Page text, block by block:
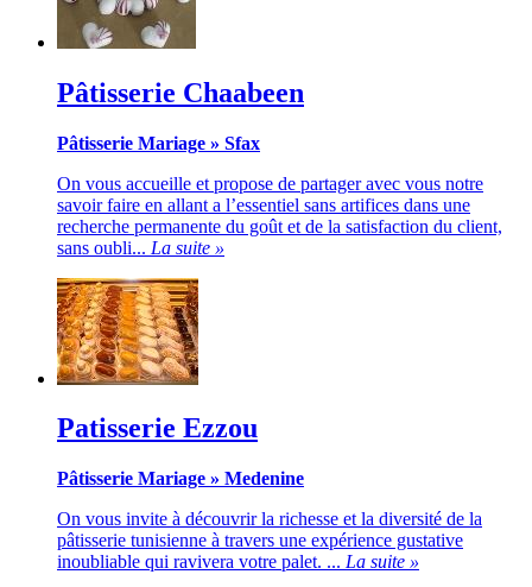
Pâtisserie Chaabeen
Pâtisserie Mariage » Sfax
On vous accueille et propose de partager avec vous notre
savoir faire en allant a l’essentiel sans artifices dans une
recherche permanente du goût et de la satisfaction du client,
sans oubli... La suite »
Patisserie Ezzou
Pâtisserie Mariage » Medenine
On vous invite à découvrir la richesse et la diversité de la
pâtisserie tunisienne à travers une expérience gustative
inoubliable qui ravivera votre palet. ... La suite »